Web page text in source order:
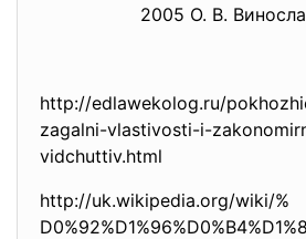
2005 О. В.
http://edlawekolog.ru/
zagalni-vlastivosti-i-
vidchuttiv.html
http://uk.wikipedia.org/wiki/%